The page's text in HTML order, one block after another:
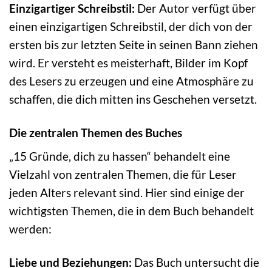
Einzigartiger Schreibstil: Der Autor verfügt über
einen einzigartigen Schreibstil, der dich von der
ersten bis zur letzten Seite in seinen Bann ziehen
wird. Er versteht es meisterhaft, Bilder im Kopf
des Lesers zu erzeugen und eine Atmosphäre zu
schaffen, die dich mitten ins Geschehen versetzt.
Die zentralen Themen des Buches
„15 Gründe, dich zu hassen“ behandelt eine
Vielzahl von zentralen Themen, die für Leser
jeden Alters relevant sind. Hier sind einige der
wichtigsten Themen, die in dem Buch behandelt
werden:
Liebe und Beziehungen: Das Buch untersucht die